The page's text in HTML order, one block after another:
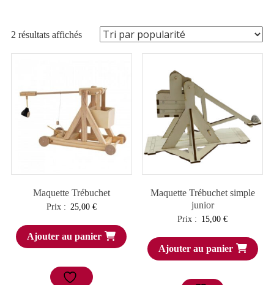
2 résultats affichésTrié
par
Maquette Trébuchet
Prix : 25,00 €
Ajouter au panier
Maquette Trébuchet simple
junior
Prix : 15,00€
Ajouter au panier